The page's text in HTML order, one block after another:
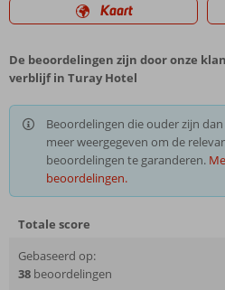
Kaart
De beoordelingen zijn door onze
verblijf in Turay Hotel
Beoordelingen die ouder zijn
meer weergegeven om de
beoordelingen te garanderen.
beoordelingen.
Totale score
Gebaseerd op:
38 beoordelingen